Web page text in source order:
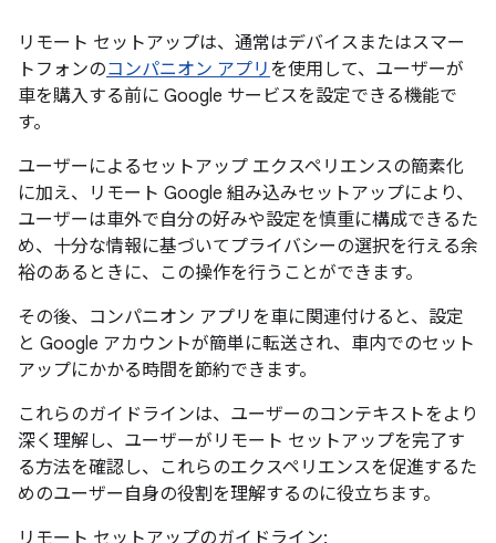
リモート セットアップは、通常はデバイスまたはスマー
トフォンのコンパニオン アプリ を使用して、ユーザーが
車を購入する前に Google サービスを設定できる機能で
す。
ユーザーによるセットアップ エクスペリエンスの簡素化
に加え、リモート Google 組み込みセットアップにより、
ユーザーは車外で自分の好みや設定を慎重に構成できるた
め、十分な情報に基づいてプライバシーの選択を行える余
裕のあるときに、この操作を行うことができます。
その後、コンパニオン アプリを車に関連付けると、設定
と Google アカウントが簡単に転送され、車内でのセット
アップにかかる時間を節約できます。
これらのガイドラインは、ユーザーのコンテキストをより
深く理解し、ユーザーがリモート セットアップを完了す
る方法を確認し、これらのエクスペリエンスを促進するた
めのユーザー自身の役割を理解するのに役立ちます。
リモート セットアップのガイドライン: